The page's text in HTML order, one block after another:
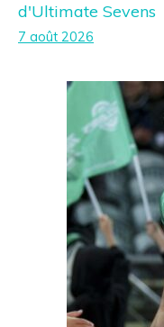
d'Ultimate Sevens
7 août 2026